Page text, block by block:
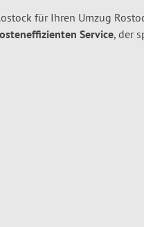
für Ihren Umzug
Service, der